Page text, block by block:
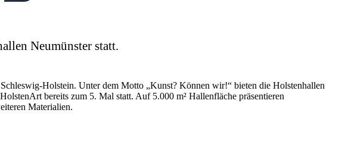
Neumünster statt.
Holstein. Unter dem Motto „Kunst? Können wir!“ bieten die Holstenhallen
bereits zum 5. Mal statt. Auf 5.000 m² Hallenfläche präsentieren
Materialien.